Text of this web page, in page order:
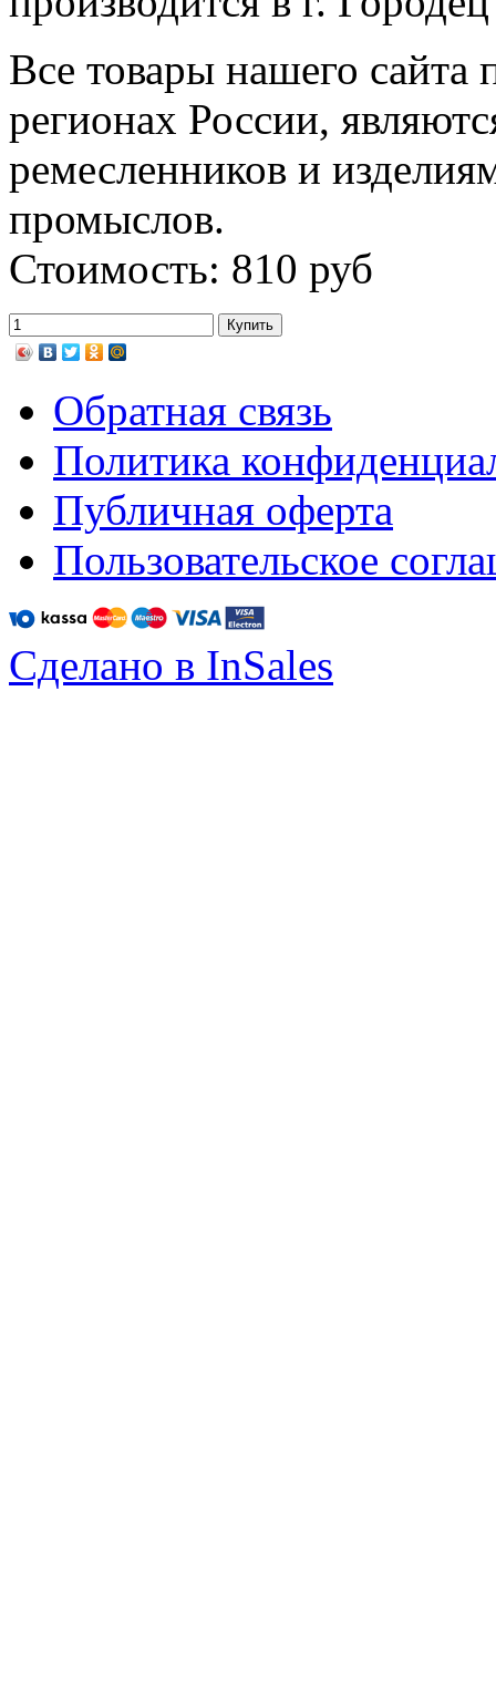
Все товары нашего сайта
регионах России,
ремесленников и
промыслов.
Стоимость: 810 руб
Обратная связь
Политика
Публичная оферта
Пользовательское
Сделано в InSales